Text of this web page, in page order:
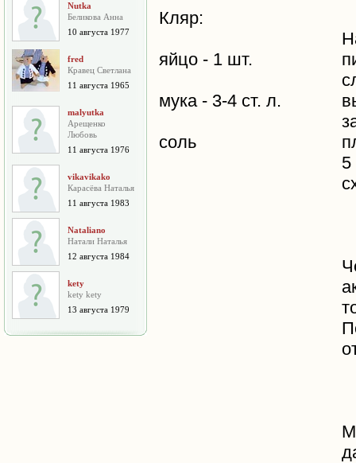
Nutka
Беликова Анна
10 августа 1977
fred
Кравец Светлана
11 августа 1965
malyutka
Арещенко
Любовь
11 августа 1976
vikavikako
Карасёва Наталья
11 августа 1983
Nataliano
Натали Наталья
12 августа 1984
kety
kety kety
13 августа 1979
Кляр:
яйцо - 1 шт.
мука - 3-4 ст. л.
соль